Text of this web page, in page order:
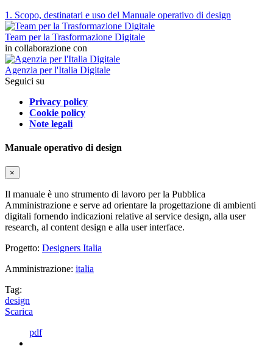
1. Scopo, destinatari e uso del Manuale operativo di design
Team per la Trasformazione Digitale
in collaborazione con
Agenzia per l'Italia Digitale
Seguici su
Privacy policy
Cookie policy
Note legali
Manuale operativo di design
×
Il manuale è uno strumento di lavoro per la Pubblica
Amministrazione e serve ad orientare la progettazione di ambienti
digitali fornendo indicazioni relative al service design, alla user
research, al content design e alla user interface.
Progetto: Designers Italia
Amministrazione: italia
Tag:
design
Scarica
pdf